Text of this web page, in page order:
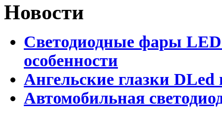
Новости
Светодиодные фары
особенности
Ангельские глазки DLed
Автомобильная